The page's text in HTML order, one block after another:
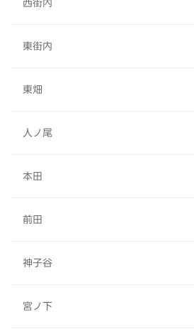
東街内
東畑
人ノ尾
本田
前田
神子谷
宮ノ下